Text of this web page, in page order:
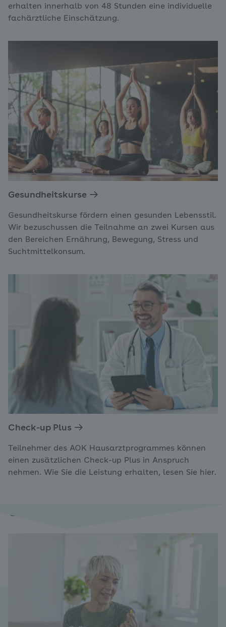
erhalten innerhalb von 48 Stunden eine individuelle
fachärztliche Einschätzung.
Gesundheitskurse
Gesundheitskurse fördern einen gesunden Lebensstil.
Wir bezuschussen die Teilnahme an zwei Kursen aus
den Bereichen Ernährung, Bewegung, Stress und
Suchtmittelkonsum.
Check-up Plus
Teilnehmer des AOK Hausarztprogrammes können
einen zusätzlichen Check-up Plus in Anspruch
nehmen. Wie Sie die Leistung erhalten, lesen Sie hier.
Gut zu wissen